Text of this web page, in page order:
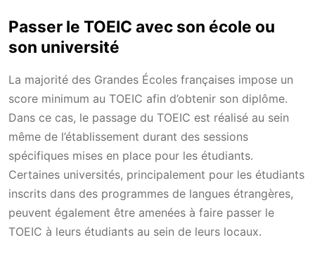
Passer le TOEIC avec son école ou
son université
La majorité des Grandes Écoles françaises impose un
score minimum au TOEIC afin d’obtenir son diplôme.
Dans ce cas, le passage du TOEIC est réalisé au sein
même de l’établissement durant des sessions
spécifiques mises en place pour les étudiants.
Certaines universités, principalement pour les étudiants
inscrits dans des programmes de langues étrangères,
peuvent également être amenées à faire passer le
TOEIC à leurs étudiants au sein de leurs locaux.